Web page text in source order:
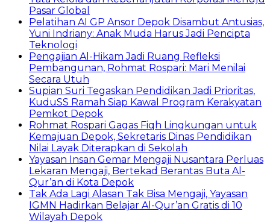
Pasar Global
Pelatihan AI GP Ansor Depok Disambut Antusias,
Yuni Indriany: Anak Muda Harus Jadi Pencipta
Teknologi
Pengajian Al-Hikam Jadi Ruang Refleksi
Pembangunan, Rohmat Rospari: Mari Menilai
Secara Utuh
Supian Suri Tegaskan Pendidikan Jadi Prioritas,
KuduSS Ramah Siap Kawal Program Kerakyatan
Pemkot Depok
Rohmat Rospari Gagas Fiqh Lingkungan untuk
Kemajuan Depok, Sekretaris Dinas Pendidikan
Nilai Layak Diterapkan di Sekolah
Yayasan Insan Gemar Mengaji Nusantara Perluas
Lekaran Mengaji, Bertekad Berantas Buta Al-
Qur’an di Kota Depok
Tak Ada Lagi Alasan Tak Bisa Mengaji, Yayasan
IGMN Hadirkan Belajar Al-Qur’an Gratis di 10
Wilayah Depok